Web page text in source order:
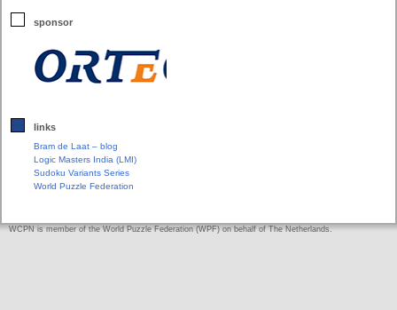
sponsor
links
Bram de Laat – blog
Logic Masters India (LMI)
Sudoku Variants Series
World Puzzle Federation
WCPN is member of the World Puzzle Federation (WPF) on behalf of The Netherlands.